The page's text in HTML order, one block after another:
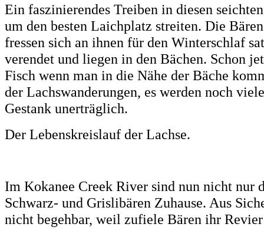
Ein faszinierendes Treiben in diesen
um den besten Laichplatz streiten. Die
fressen sich an ihnen für den Winterschlaf
verendet und liegen in den Bächen. Schon
Fisch wenn man in die Nähe der Bäche
der Lachswanderungen, es werden noch
Gestank unerträglich.
Der Lebenskreislauf der Lachse.
Im Kokanee Creek River sind nun nicht nur
Schwarz- und Grislibären Zuhause. Aus
nicht begehbar, weil zufiele Bären ihr